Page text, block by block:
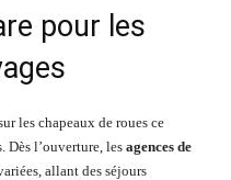
pour les
les chapeaux de roues ce
Dès l’ouverture, les agences de
allant des séjours